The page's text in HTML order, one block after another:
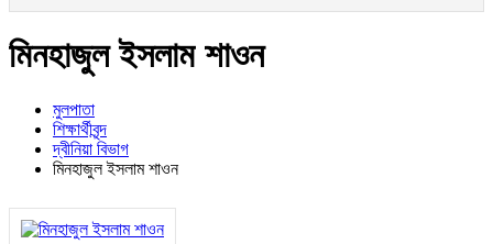
মিনহাজুল ইসলাম শাওন
মুলপাতা
শিক্ষার্থীবৃন্দ
দ্বীনিয়া বিভাগ
মিনহাজুল ইসলাম শাওন